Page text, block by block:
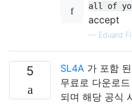
all of
accept
— Eduard
5 SL4A 가 포함 된
무료로 다운로
되며 해당 공식